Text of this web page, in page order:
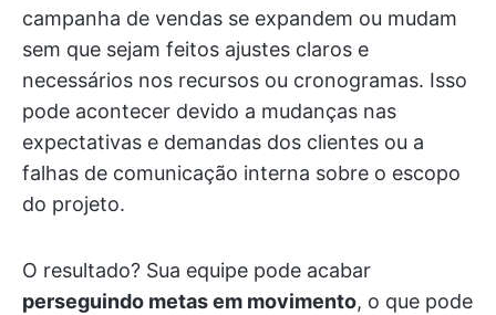
campanha de vendas se expandem ou mudam
sem que sejam feitos ajustes claros e
necessários nos recursos ou cronogramas. Isso
pode acontecer devido a mudanças nas
expectativas e demandas dos clientes ou a
falhas de comunicação interna sobre o escopo
do projeto.
O resultado? Sua equipe pode acabar
perseguindo metas em movimento, o que pode